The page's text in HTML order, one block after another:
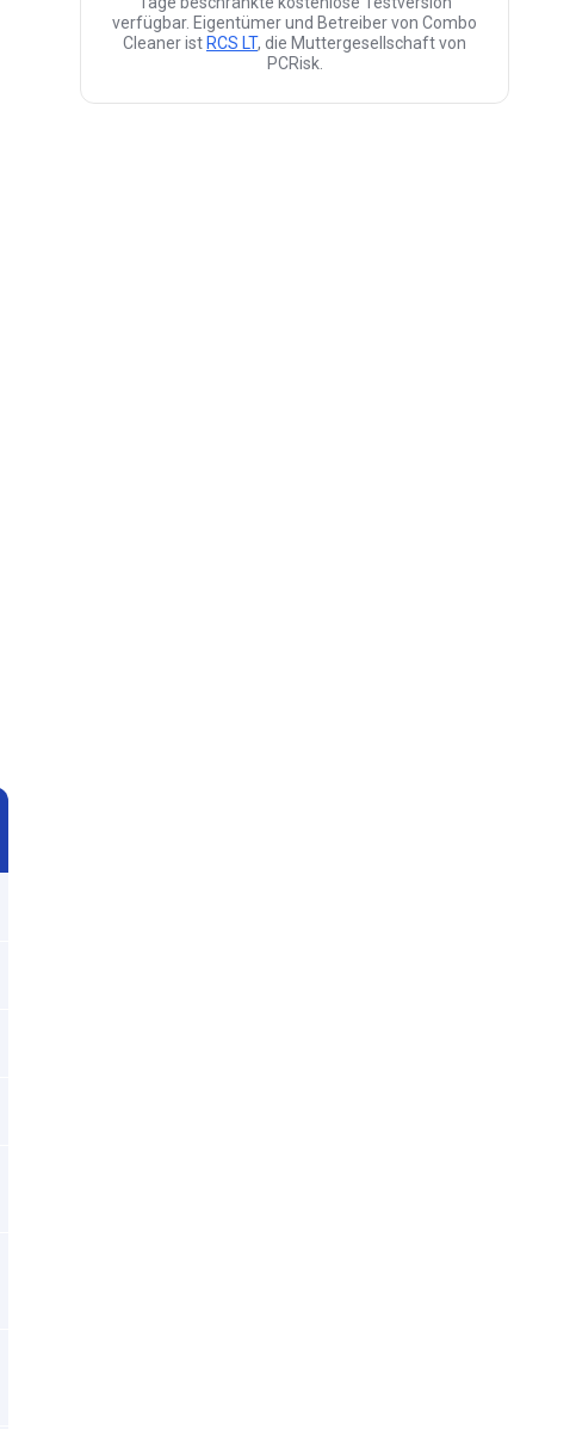
verfügbar. Eigentümer und Betreiber von Combo
Cleaner ist RCS LT, die Muttergesellschaft von
PCRisk.